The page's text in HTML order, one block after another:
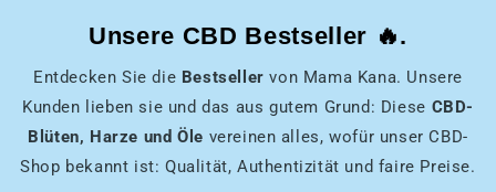
Unsere CBD Bestseller 🔥.
Entdecken Sie die Bestsellervon Mama Kana. Unsere
Kunden lieben sie und das aus gutem Grund: Diese CBD-
Blüten, Harze und Öle vereinen alles, wofür unser CBD-
Shop bekannt ist: Qualität, Authentizität und faire Preise.